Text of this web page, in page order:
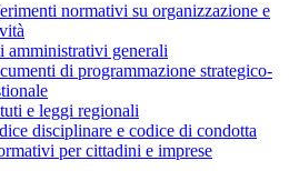
normativi su organizzazione e
amministrativi generali
di programmazione strategico-
e leggi regionali
disciplinare e codice di condotta
per cittadini e imprese